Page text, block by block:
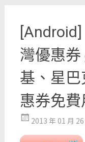
灣優惠
基、星
惠券免費
2013 年 01 月 26